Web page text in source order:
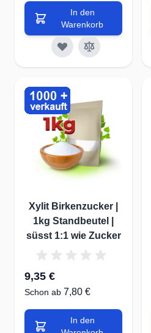
In den
Warenkorb
Xylit Birkenzucker |
1kg Standbeutel |
süsst 1:1 wie Zucker
9,35 €
Schon ab 7,80 €
In den